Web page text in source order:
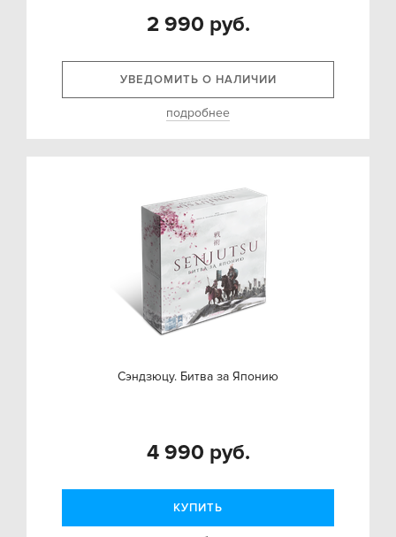
2 990 руб.
УВЕДОМИТЬ О НАЛИЧИИ
подробнее
Сэндзюцу. Битва за Японию
4 990 руб.
КУПИТЬ